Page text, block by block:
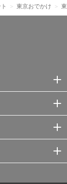
東京おでかけ